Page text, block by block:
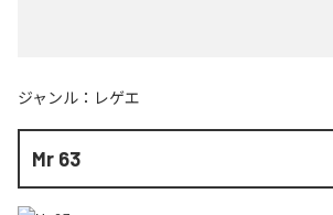
ジャンル： レゲエ
Mr 63